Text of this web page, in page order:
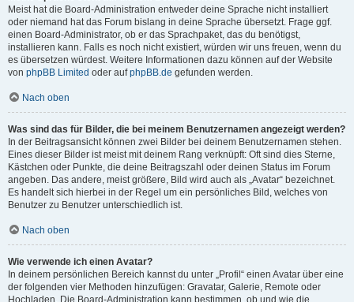
Meist hat die Board-Administration entweder deine Sprache nicht installiert
oder niemand hat das Forum bislang in deine Sprache übersetzt. Frage ggf.
einen Board-Administrator, ob er das Sprachpaket, das du benötigst,
installieren kann. Falls es noch nicht existiert, würden wir uns freuen, wenn du
es übersetzen würdest. Weitere Informationen dazu können auf der Website
von phpBB Limited oder aufphpBB.de gefunden werden.
Nach oben
Was sind das für Bilder, die bei meinem Benutzernamen angezeigt werden?
In der Beitragsansicht können zwei Bilder bei deinem Benutzernamen stehen.
Eines dieser Bilder ist meist mit deinem Rang verknüpft: Oft sind dies Sterne,
Kästchen oder Punkte, die deine Beitragszahl oder deinen Status im Forum
angeben. Das andere, meist größere, Bild wird auch als „Avatar“ bezeichnet.
Es handelt sich hierbei in der Regel um ein persönliches Bild, welches von
Benutzer zu Benutzer unterschiedlich ist.
Nach oben
Wie verwende ich einen Avatar?
In deinem persönlichen Bereich kannst du unter „Profil“ einen Avatar über eine
der folgenden vier Methoden hinzufügen: Gravatar, Galerie, Remote oder